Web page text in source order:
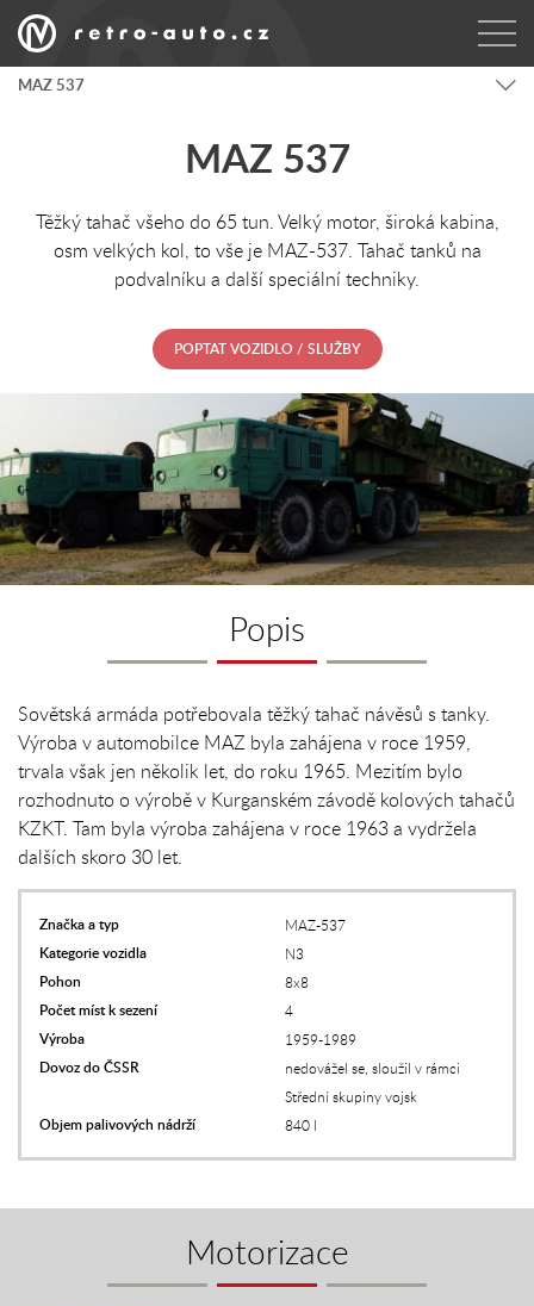
MAZ 537
MAZ 537
Těžký tahač všeho do 65 tun. Velký motor, široká kabina,
osm velkých kol, to vše je MAZ-537. Tahač tanků na
podvalníku a další speciální techniky.
POPTAT VOZIDLO / SLUŽBY
Popis
Značka a typ MAZ-537
Kategorie vozidla N3
Pohon 8x8
Počet míst k sezení 4
Výroba 1959-1989
Dovoz do ČSSR
nedovážel se, sloužil v rámci
Střední skupiny vojsk
Objem palivových nádrží 840 l
Sovětská armáda potřebovala těžký tahač návěsů s tanky.
Výroba v automobilce MAZ byla zahájena v roce 1959,
trvala však jen několik let, do roku 1965. Mezitím bylo
rozhodnuto o výrobě v Kurganském závodě kolových tahačů
KZKT. Tam byla výroba zahájena v roce 1963 a vydržela
dalších skoro 30 let.
Motorizace